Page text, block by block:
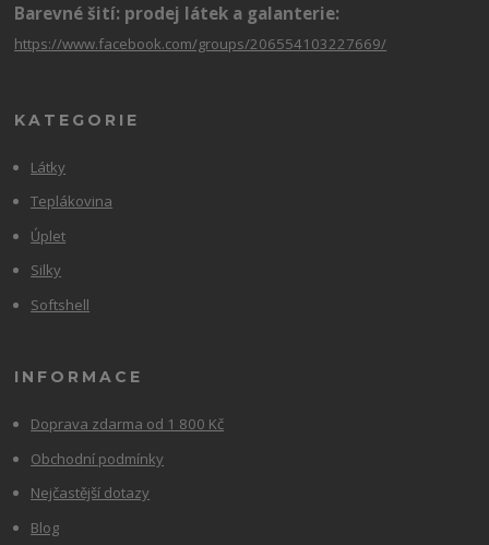
Barevné šití: prodej látek a galanterie:
https://www.facebook.com/groups/206554103227669/
KATEGORIE
Látky
Teplákovina
Úplet
Silky
Softshell
INFORMACE
Doprava zdarma od 1 800 Kč
Obchodní podmínky
Nejčastější dotazy
Blog